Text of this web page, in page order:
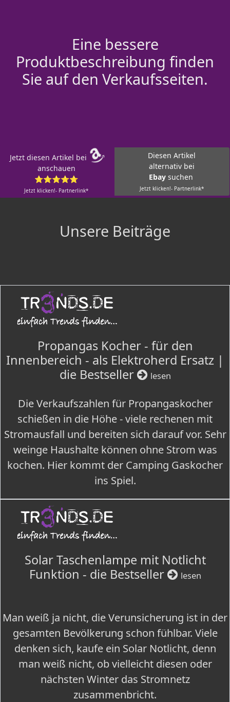
Eine bessere
Produktbeschreibung finden
Sie auf den Verkaufsseiten.
Jetzt diesen Artikel bei
anschauen
⭐⭐⭐⭐⭐
Jetzt klicken!- Partnerlink*
Diesen Artikel
alternativ bei
Ebay suchen
Jetzt klicken!- Partnerlink*
Unsere Beiträge
Propangas Kocher - für den
Innenbereich - als Elektroherd Ersatz |
die Bestseller
lesen
Die Verkaufszahlen für Propangaskocher
schießen in die Höhe - viele rechenen mit
Stromausfall und bereiten sich darauf vor. Sehr
weinge Haushalte können ohne Strom was
kochen. Hier kommt der Camping Gaskocher
ins Spiel.
Solar Taschenlampe mit Notlicht
Funktion - die Bestseller
lesen
Man weiß ja nicht, die Verunsicherung ist in der
gesamten Bevölkerung schon fühlbar. Viele
denken sich, kaufe ein Solar Notlicht, denn
man weiß nicht, ob vielleicht diesen oder
nächsten Winter das Stromnetz
zusammenbricht.